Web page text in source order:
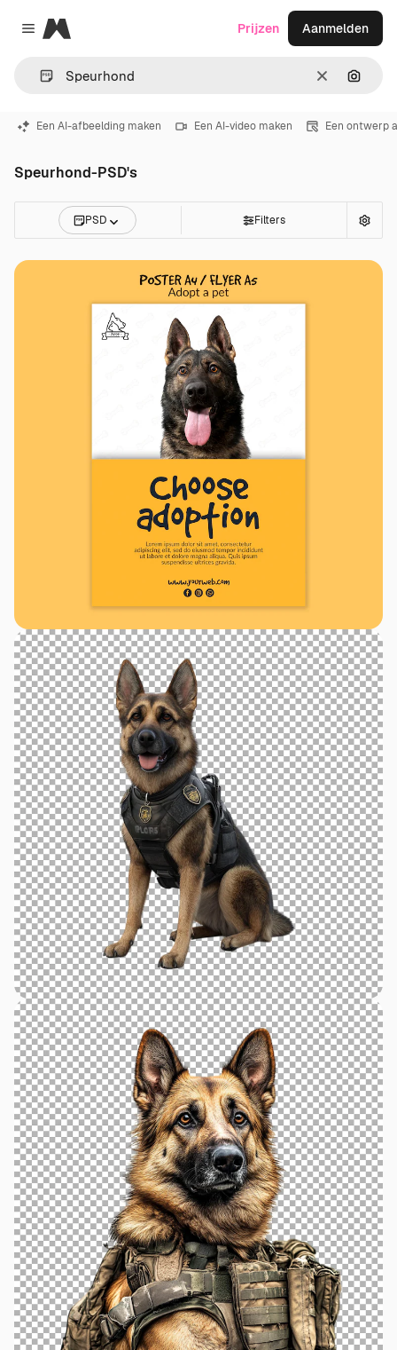
Close menu
Magnific
Wissen
Prijzen Aanmelden
Een AI-afbeelding maken Een AI-video maken Een ontwerp
Speurhond-PSD's
PSD Filters